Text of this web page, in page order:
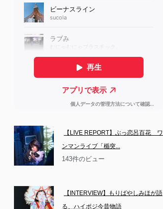
【LIVE REPORT】ぶっ恋呂百花　ワ
ンマンライブ「楯突...
143件のビュー
【INTERVIEW】もりばやしみほが語
る、ハイポジ今昔物語